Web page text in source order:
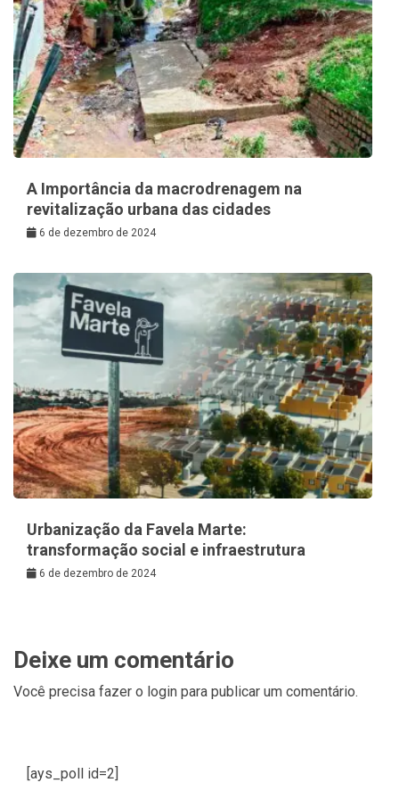
A Importância da macrodrenagem na
revitalização urbana das cidades
6 de dezembro de 2024
Urbanização da Favela Marte:
transformação social e infraestrutura
6 de dezembro de 2024
Deixe um comentário
Você precisa fazer o login para publicar um comentário.
[ays_poll id=2]